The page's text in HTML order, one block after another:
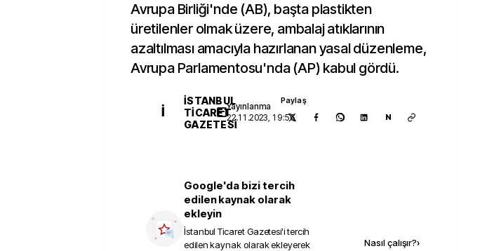
Avrupa Birliği'nde (AB), başta plastikten
üretilenler olmak üzere, ambalaj atıklarının
azaltılması amacıyla hazırlanan yasal düzenleme,
Avrupa Parlamentosu'nda (AP) kabul gördü.
İ
İSTANBUL
TICARET
GAZETESI
Yayınlanma
22.11.2023, 19:56
Paylaş
N
Google'da bizi tercih
edilen kaynak olarak
ekleyin
İstanbul Ticaret Gazetesi'i tercih
edilen kaynak olarak ekleyerek
Nasıl çalışır?›